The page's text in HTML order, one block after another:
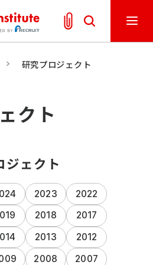
研究プロジェクト
クト
ジェクト
2023
2022
2018
2017
2013
2012
2008
2007